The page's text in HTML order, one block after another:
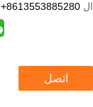
ال WhatsApp : +8613553885280
اتصل